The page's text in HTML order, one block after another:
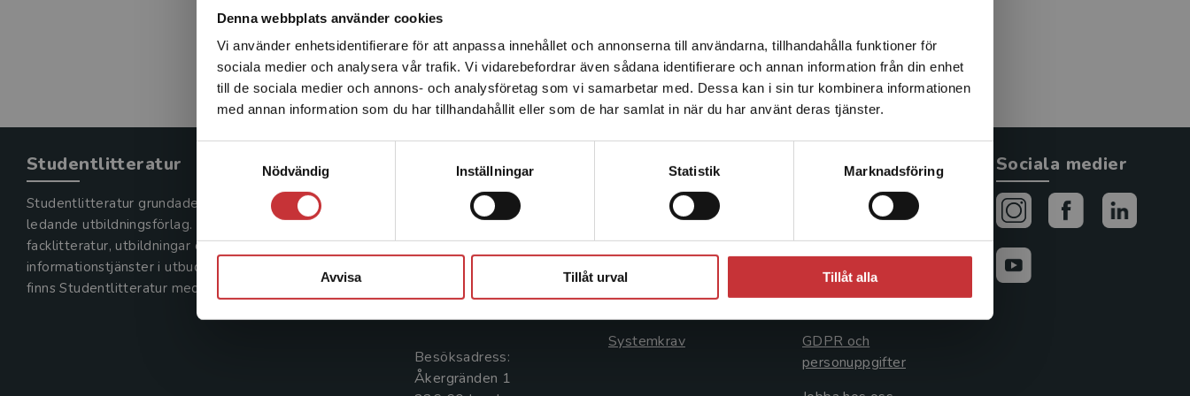
Denna webbplats använder cookies
Vi använder enhetsidentifierare för att anpassa innehållet och annonserna till användarna, tillhandahålla funktioner för
sociala medier och analysera vår trafik. Vi vidarebefordrar även sådana identifierare och annan information från din enhet
till de sociala medier och annons- och analysföretag som vi samarbetar med. Dessa kan i sin tur kombinera informationen
med annan information som du har tillhandahållit eller som de har samlat in när du har använt deras tjänster.
Nödvändig
Inställningar Statistik Marknadsföring
Avvisa Tillåt urval Tillåt alla
Det verkar som att du besöker studentlitteratur.se via en
enhet utanför Sverige. Vi erbjuder inte leveranser utanför
Sverige. För att kunna slutföra ett köp måste
leveransadressen vara i Sverige.Läs mer
Studentlitteratur
Studentlitteratur grundades 1963 och är idag Sveriges
ledande utbildningsförlag. Med läromedel, kurslitteratur,
facklitteratur, utbildningar och digitala
informationstjänster i utbudet,
finns Studentlitteratur med längs hela kunskapsresan.
Kontakta oss
Kontakta oss
046-31 20 00
Box 141
221 00 Lund
Besöksadress:
Åkergränden 1
Kundservice
Kontakta kundservice
046-31 21 00
Frågor och svar
Systemkrav
Allmänna länkar
Avtal och rättigheter
Cookies
GDPR och
personuppgifter
Sociala medier